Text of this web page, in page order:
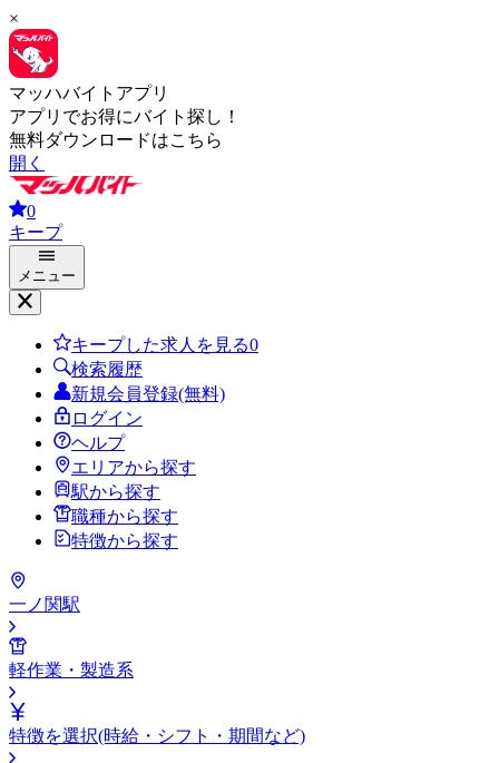
×
マッハバイトアプリ
アプリでお得にバイト探し！
無料ダウンロードはこちら
開く
0
キープ
メニュー
キープした求人を見る0
検索履歴
新規会員登録(無料)
ログイン
ヘルプ
エリアから探す
駅から探す
職種から探す
特徴から探す
一ノ関駅
軽作業・製造系
特徴を選択(時給・シフト・期間など)